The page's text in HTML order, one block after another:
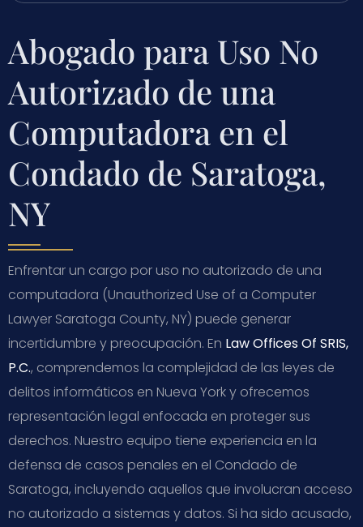
Abogado para Uso No
Autorizado de una
Computadora en el
Condado de Saratoga,
NY
Enfrentar un cargo por uso no autorizado de una
computadora (Unauthorized Use of a Computer
Lawyer Saratoga County, NY) puede generar
incertidumbre y preocupación. En Law Offices Of SRIS,
P.C., comprendemos la complejidad de las leyes de
delitos informáticos en Nueva York y ofrecemos
representación legal enfocada en proteger sus
derechos. Nuestro equipo tiene experiencia en la
defensa de casos penales en el Condado de
Saratoga, incluyendo aquellos que involucran acceso
no autorizado a sistemas y datos. Si ha sido acusado,